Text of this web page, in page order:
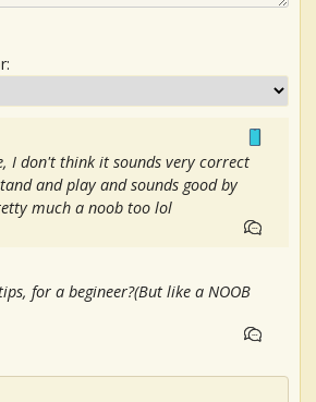
I don't think it sounds very correct
and play and sounds good by
much a noob too lol
for a begineer?(But like a NOOB